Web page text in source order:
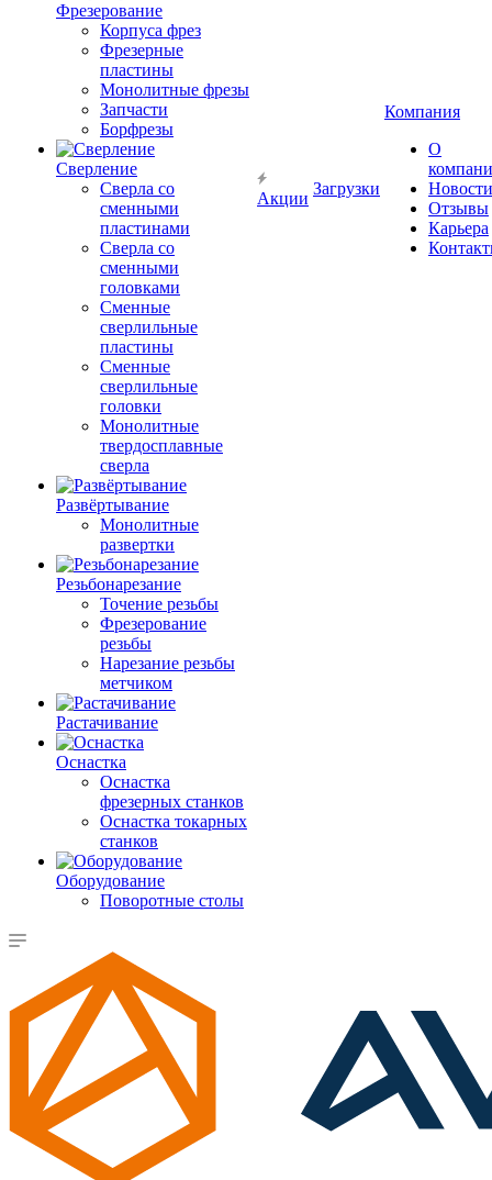
Фрезерование
Корпуса фрез
Фрезерные
пластины
Монолитные фрезы
Запчасти
Борфрезы
Сверление
Сверла со
сменными
пластинами
Сверла со
сменными
головками
Сменные
сверлильные
пластины
Сменные
сверлильные
головки
Монолитные
твердосплавные
сверла
Развёртывание
Монолитные
развертки
Резьбонарезание
Точение резьбы
Фрезерование
резьбы
Нарезание резьбы
метчиком
Растачивание
Оснастка
Оснастка
фрезерных станков
Оснастка токарных
станков
Оборудование
Поворотные столы
Акции
Загрузки
Компания
О
Новости
Отзывы
Карьера